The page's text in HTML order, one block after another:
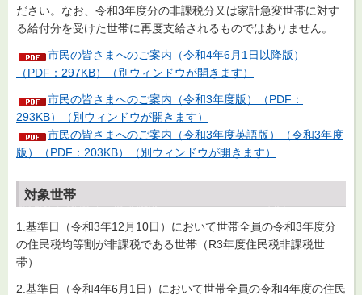
ださい。なお、令和3年度分の非課税分又は家計急変世帯に対す
る給付分を受けた世帯に再度支給されるものではありません。
市民の皆さまへのご案内（令和4年6月1日以降版）
（PDF：297KB）（別ウィンドウが開きます）
市民の皆さまへのご案内（令和3年度版）（PDF：
293KB）（別ウィンドウが開きます）
市民の皆さまへのご案内（令和3年度英語版）（令和3年度
版）（PDF：203KB）（別ウィンドウが開きます）
対象世帯
1.基準日（令和3年12月10日）において世帯全員の令和3年度分
の住民税均等割が非課税である世帯（R3年度住民税非課税世
帯）
2.基準日（令和4年6月1日）において世帯全員の令和4年度の住民